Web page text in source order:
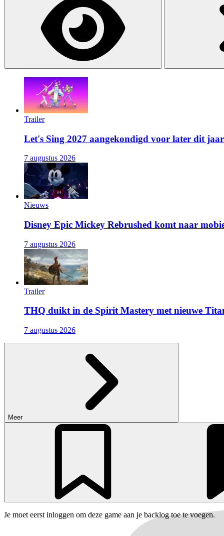
Trailer
Let's Sing 2027 aangekondigd voor later dit jaar
7 augustus 2026
Nieuws
Disney Epic Mickey Rebrushed komt naar
7 augustus 2026
Trailer
THQ duikt in de Spirit Mastery met nieuwe
7 augustus 2026
Meer
Je moet eerst inloggen om deze game aan je backlog toe te voegen.